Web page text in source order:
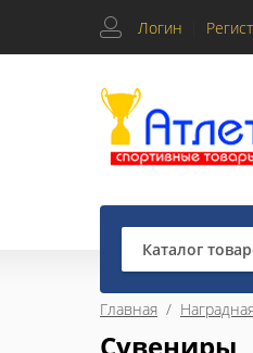
Логин
Каталог
Главная
  /